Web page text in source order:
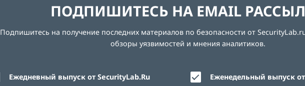
ПОДПИШИТЕСЬ НА EMAIL
Подпишитесь на получение последних материалов по безопасности от
обзоры уязвимостей и мнения аналитиков.
Ежедневный выпуск от SecurityLab.Ru Еженедельный выпуск